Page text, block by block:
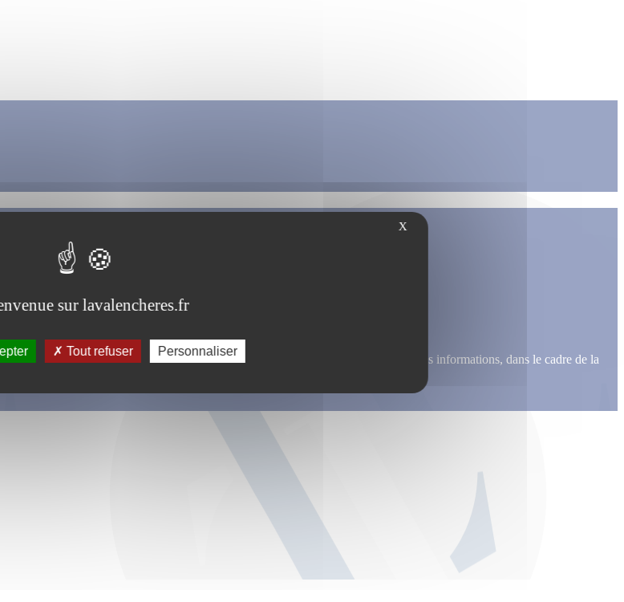
utilisées, exploitées, traitées pour permettre de me recontacter, pour m’envoyer des informations, dans le cadre de la
X
sur lavalencheres.fr
Tout refuser Personnaliser